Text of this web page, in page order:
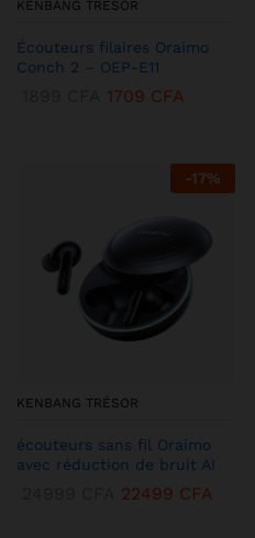
KENBANG TRÉSOR
Écouteurs filaires Oraimo
Conch 2 – OEP-E11
1709 CFA
-17%
KENBANG TRÉSOR
écouteurs sans fil Oraimo
avec réduction de bruit AI
22499 CFA